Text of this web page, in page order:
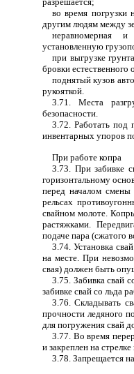
во время погрузки
другим людям между
неравномерная
установленную
при выгрузке
бровки
поднятый кузов
рукояткой.
3.71. Места
безопасности.
3.72. Работать под
инвентарных упоров
При работе копра
3.73. При забивке
горизонтальному
перед началом смены
рельсах
свайном молоте.
растяжками.
подаче пара (сжатого
3.74. Установка
на месте. При
свая) должен быть
3.75. Забивка свай
забивке свай со льда
3.76. Складывать
прочности ледяного
для погружения свай
3.77. Во время
и закреплен на стрелке
3.78. Запрещается